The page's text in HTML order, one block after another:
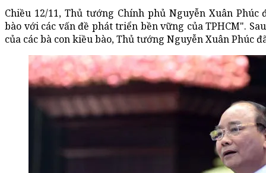
Chiều 12/11, Thủ tướng Chính phủ Nguyễn Xuân
bào với các vấn đề phát triển bền vững của TPHCM".
của các bà con kiều bào, Thủ tướng Nguyễn Xuân Phúc